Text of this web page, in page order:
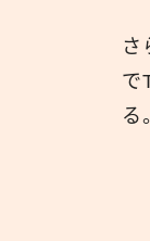
さ
で
る